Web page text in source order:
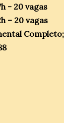
- 20 vagas
– 20 vagas